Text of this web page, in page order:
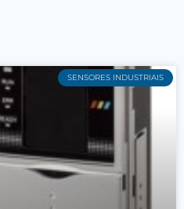
SENSORES INDUSTRIAIS